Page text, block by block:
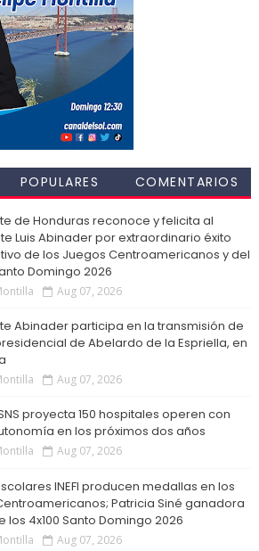
POPULARES COMENTARIOS
de Honduras reconoce y felicita al
Luis Abinader por extraordinario éxito
de los Juegos Centroamericanos y del
Domingo 2026
Aug 07, 2026
Abinader participa en la transmisión de
de Abelardo de la Espriella, en
Aug 07, 2026
proyecta 150 hospitales operen con
en los próximos dos años
Aug 07, 2026
INEFI producen medallas en los
Patricia Siné ganadora
los 4x100 Santo Domingo 2026
Aug 07, 2026